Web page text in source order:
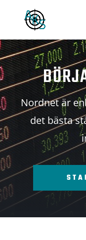
Nordnet är
det bästa